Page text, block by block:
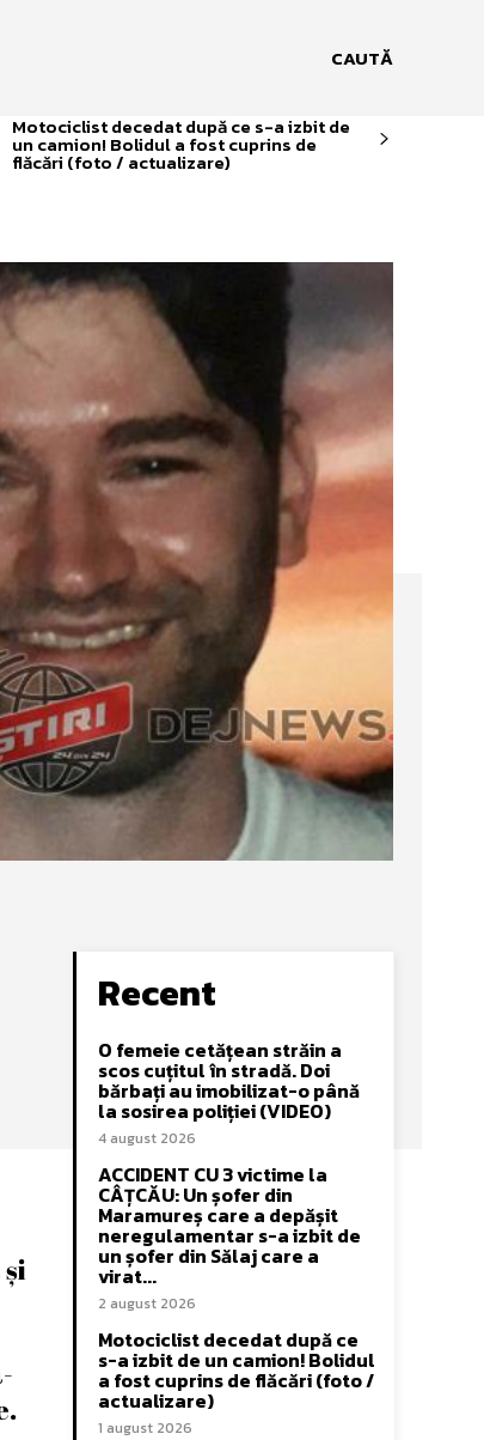
CAUTĂ
Motociclist decedat după ce s-a izbit de
un camion! Bolidul a fost cuprins de
flăcări (foto / actualizare)
Recent
O femeie cetățean străin a
scos cuțitul în stradă. Doi
bărbați au imobilizat-o până
la sosirea poliției (VIDEO)
4 august 2026
ACCIDENT CU 3 victime la
CÂȚCĂU: Un șofer din
Maramureș care a depășit
neregulamentar s-a izbit de
un șofer din Sălaj care a
virat...
2 august 2026
Motociclist decedat după ce
s-a izbit de un camion! Bolidul
a fost cuprins de flăcări (foto /
actualizare)
1 august 2026